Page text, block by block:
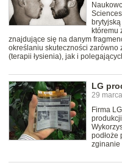
któremu
znajdujące się na danym
określaniu skuteczności zarówno
(terapii łysienia), jak i
LG
29
Firma LG
podłoże
zginanie